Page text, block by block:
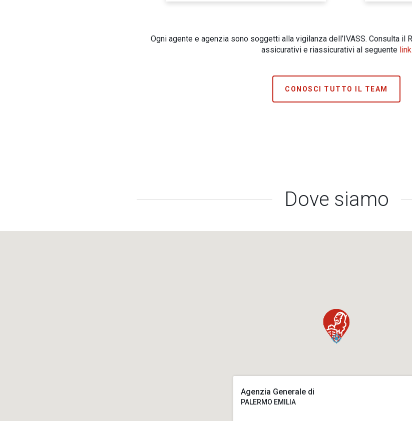
Ogni agente e agenzia sono soggetti alla vigilanza dell’IVASS. Consulta il
assicurativi e riassicurativi al seguente link
CONOSCI TUTTO IL TEAM
Dove siamo
Agenzia Generale di
PALERMO EMILIA